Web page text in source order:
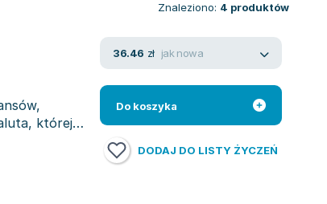
Znaleziono: 4 produktów
której
36.46 zł jak nowa
Do koszyka
DODAJ DO LISTY ŻYCZEŃ